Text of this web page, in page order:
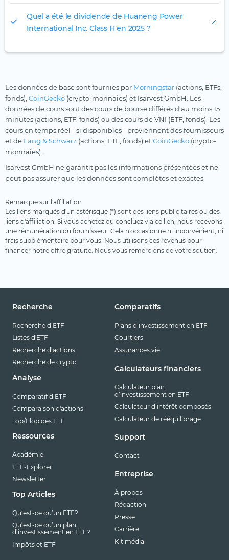
Quel a été le dividende de Huaneng Power
International Inc. Class H en 2025 ?
Les données de base sont fournies par Morningstar (actions, ETFs,
fonds), CoinGecko (crypto-monnaies) et Isarvest GmbH. Les
données de cours sont des cours de bourse différés d'au moins 15
minutes (actions, ETF, fonds) ou des cours de VNI (ETF, fonds). Les
cours en temps réel - si disponibles - proviennent des fournisseurs
et de Lang & Schwarz (actions, ETF, fonds) etCoinGecko (crypto-
monnaies).
Isarvest GmbH ne garantit pas les informations présentées et ne
peut pas assurer que les données sont complètes et exactes.
Remarque sur l'affiliation
Les liens marqués d'un astérisque (*) sont des liens publicitaires ou des
liens d'affiliation. Si vous achetez ou concluez via ce lien, nous recevons
une rémunération du fournisseur. Cela n'occasionne ni inconvénient, ni
frais supplémentaire pour vous. Nous utilisons ces revenus pour
financer notre offre gratuite. Nous vous remercions de votre soutien.
Recherche
Recherche d’ETF
Listes d'ETF
Recherche d’actions
Recherche de crypto
Analyse
Comparatif d’ETF
Comparaison d'actions
Top/Flop des ETF
Ressources
Académie
ETF-Explorer
Newsletter
Top Articles
Qu’est-ce qu’un ETF?
Qu’est-ce qu’un plan
d’investissement en ETF?
Impôts et ETF
Comparatifs
Plans d’investissement en ETF
Courtiers
Assurances vie
Calculateurs financiers
Calculateur plan
d’investissement en ETF
Calculateur d’intérêt composés
Calculateur de rééquilibrage
Support
Contact
Entreprise
À propos
Rédaction
Presse
Carrière
Kit média